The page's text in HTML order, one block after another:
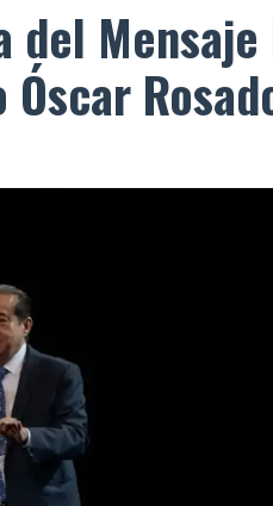
del
Óscar